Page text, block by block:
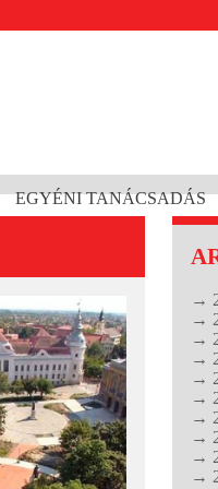
EGYÉNI TANÁCSADÁS
→
→
→
→
→
→
→
→
→
→